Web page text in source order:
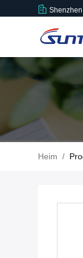
Heim /